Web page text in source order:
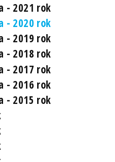
- 2021 rok
- 2020 rok
- 2019 rok
- 2018 rok
- 2017 rok
- 2016 rok
- 2015 rok